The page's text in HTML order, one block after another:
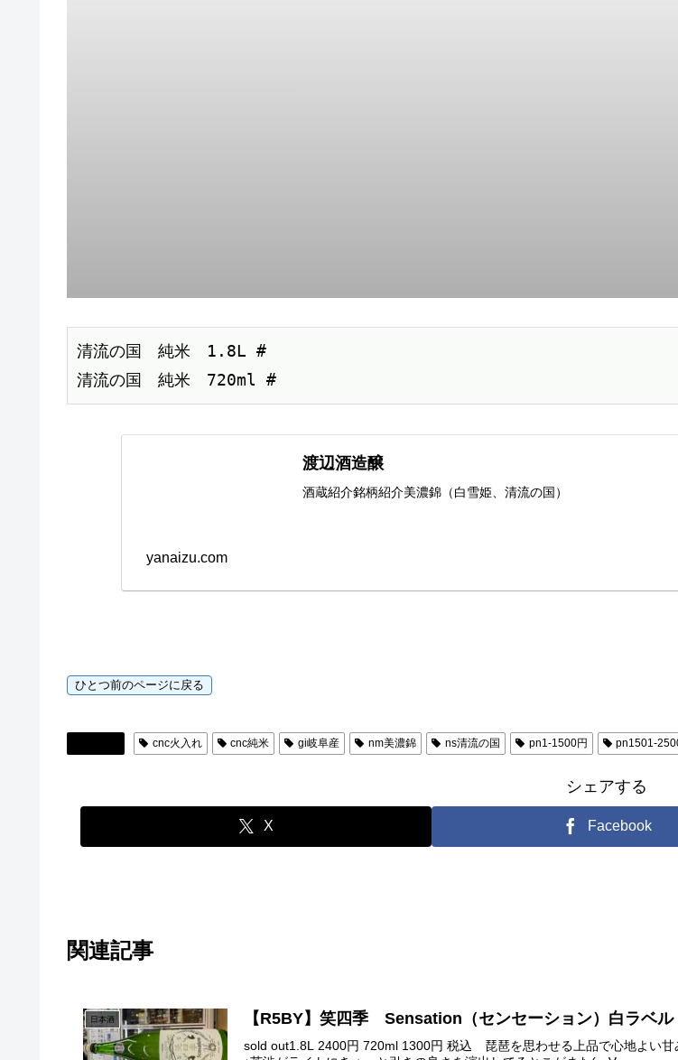
清流の国　純米　1.8L #
清流の国　純米　720ml #
渡辺酒造醸
酒蔵紹介銘柄紹介美濃錦（白雪姫、清流の国）
yanaizu.com
cnc火入れ cnc純米 gi岐阜産 nm美濃錦 ns清流の国 pn1-1500円 pn1501-
シェアする
X Facebook
関連記事
日本酒 【R5BY】笑四季 Sensation（センセーション）白ラベ
sold out1.8L 2400円 720ml 1300円 税込 琵琶を思わせる上品で心地よい甘